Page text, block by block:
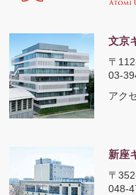
文京
〒
03-
アク
新座
〒
048-